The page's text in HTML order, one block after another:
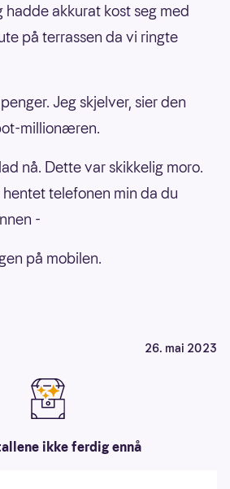
hadde akkurat kost seg med
på terrassen da vi ringte
Jeg skjelver, sier den
millionæren.
nå. Dette var skikkelig moro.
telefonen min da du
-
på mobilen.
26. mai 2023
ikke ferdig ennå